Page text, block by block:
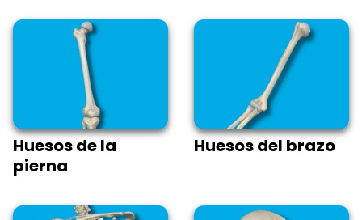
Huesos de la
pierna
Huesos del brazo